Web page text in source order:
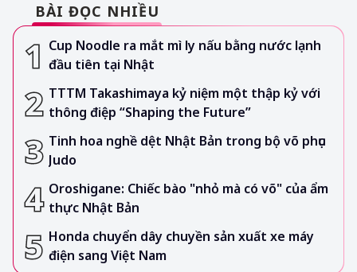
BÀI ĐỌC NHIỀU
Cup Noodle ra mắt mì ly nấu bằng nước lạnh
đầu tiên tại Nhật
TTTM Takashimaya kỷ niệm một thập kỷ với
thông điệp “Shaping the Future”
Tinh hoa nghề dệt Nhật Bản trong bộ võ phục
Judo
Oroshigane: Chiếc bào "nhỏ mà có võ" của ẩm
thực Nhật Bản
Honda chuyển dây chuyền sản xuất xe máy
điện sang Việt Nam